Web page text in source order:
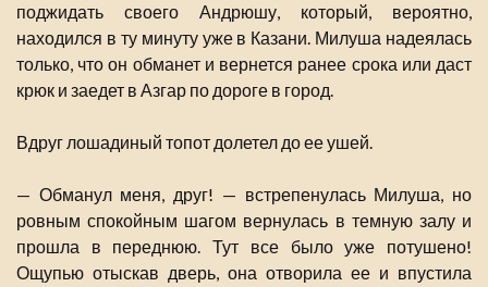
поджидать своего Андрюшу, который, вероятно,
находился в ту минуту уже в Казани. Милуша надеялась
только, что он обманет и вернется ранее срока или даст
крюк и заедет в Азгар по дороге в город.
Вдруг лошадиный топот долетел до ее ушей.
— Обманул меня, друг! — встрепенулась Милуша, но
ровным спокойным шагом вернулась в темную залу и
прошла в переднюю. Тут все было уже потушено!
Ощупью отыскав дверь, она отворила ее и впустила